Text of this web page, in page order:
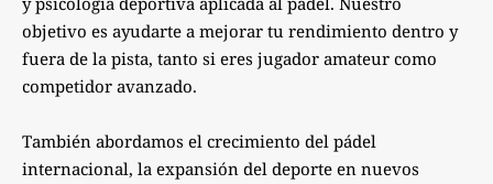
objetivo es ayudarte a mejorar tu rendimiento dentro y
fuera de la pista, tanto si eres jugador amateur como
competidor avanzado.
También abordamos el crecimiento del pádel
internacional, la expansión del deporte en nuevos